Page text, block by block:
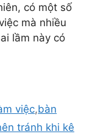
có một số
mà nhiều
lầm này có
việc,bàn
tránh khi kê